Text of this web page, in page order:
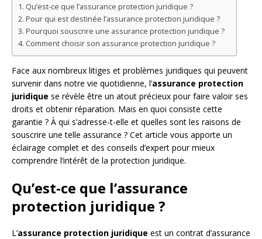
Qu’est-ce que l’assurance protection juridique ?
Pour qui est destinée l’assurance protection juridique ?
Pourquoi souscrire une assurance protection juridique ?
Comment choisir son assurance protection juridique ?
Face aux nombreux litiges et problèmes juridiques qui peuvent
survenir dans notre vie quotidienne, l’assurance protection
juridique se révèle être un atout précieux pour faire valoir ses
droits et obtenir réparation. Mais en quoi consiste cette
garantie ? À qui s’adresse-t-elle et quelles sont les raisons de
souscrire une telle assurance ? Cet article vous apporte un
éclairage complet et des conseils d’expert pour mieux
comprendre l’intérêt de la protection juridique.
Qu’est-ce que l’assurance
protection juridique ?
L’assurance protection juridique est un contrat d’assurance